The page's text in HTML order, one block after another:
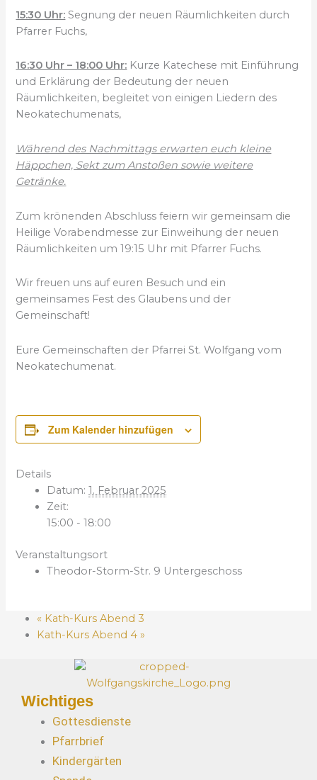
15:30 Uhr: Segnung der neuen Räumlichkeiten durch
Pfarrer Fuchs,
16:30 Uhr – 18:00 Uhr: Kurze Katechese mit Einführung
und Erklärung der Bedeutung der neuen
Räumlichkeiten, begleitet von einigen Liedern des
Neokatechumenats,
Während des Nachmittags erwarten euch kleine
Häppchen, Sekt zum Anstoßen sowie weitere
Getränke.
Zum krönenden Abschluss feiern wir gemeinsam die
Heilige Vorabendmesse zur Einweihung der neuen
Räumlichkeiten um 19:15 Uhr mit Pfarrer Fuchs.
Wir freuen uns auf euren Besuch und ein
gemeinsames Fest des Glaubens und der
Gemeinschaft!
Eure Gemeinschaften der Pfarrei St. Wolfgang vom
Neokatechumenat.
Zum Kalender hinzufügen
Details
Datum: 1. Februar 2025
Zeit:
15:00 - 18:00
Veranstaltungsort
Theodor-Storm-Str. 9 Untergeschoss
« Kath-Kurs Abend 3
Kath-Kurs Abend 4 »
Wichtiges
Gottesdienste
Pfarrbrief
Kindergärten